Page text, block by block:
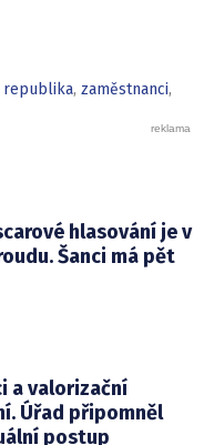
republika, zaměstnanci,
hlasování je v
Šanci má pět
a valorizační
Úřad připomněl
postup